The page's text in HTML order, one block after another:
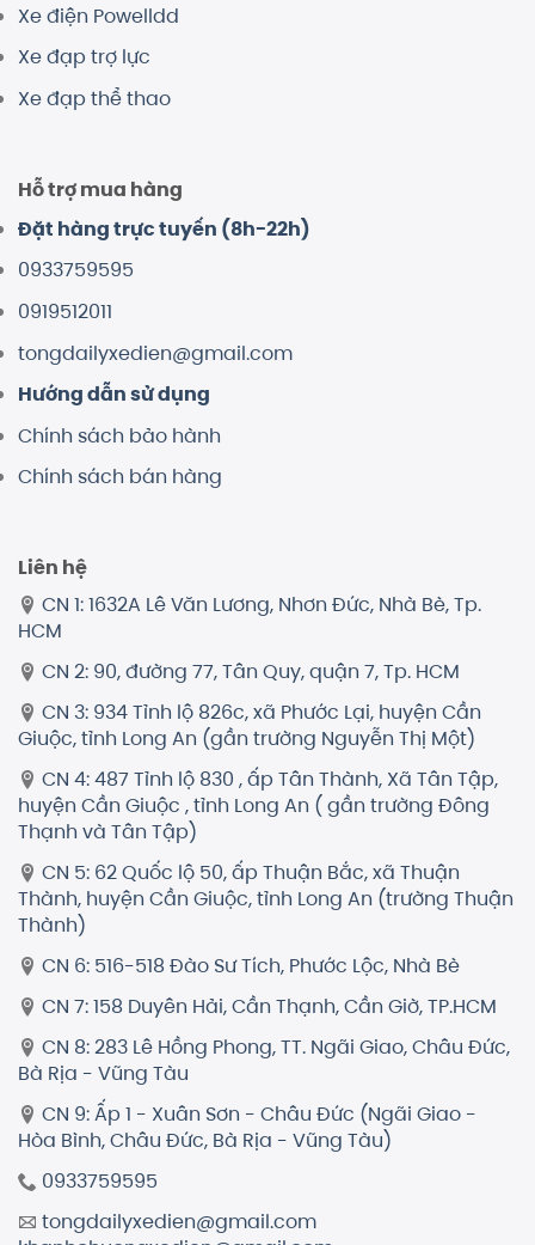
Xe điện Powelldd
Xe đạp trợ lực
Xe đạp thể thao
Hỗ trợ mua hàng
Đặt hàng trực tuyến (8h-22h)
0933759595
0919512011
tongdailyxedien@gmail.com
Hướng dẫn sử dụng
Chính sách bảo hành
Chính sách bán hàng
Liên hệ
CN 1: 1632A Lê Văn Lương, Nhơn Đức, Nhà Bè, Tp.
HCM
CN 2: 90, đường 77, Tân Quy, quận 7, Tp. HCM
CN 3: 934 Tỉnh lộ 826c, xã Phước Lại, huyện Cần
Giuộc, tỉnh Long An (gần trường Nguyễn Thị Một)
CN 4: 487 Tỉnh lộ 830 , ấp Tân Thành, Xã Tân Tập,
huyện Cần Giuộc , tỉnh Long An ( gần trường Đông
Thạnh và Tân Tập)
CN 5: 62 Quốc lộ 50, ấp Thuận Bắc, xã Thuận
Thành, huyện Cần Giuộc, tỉnh Long An (trường Thuận
Thành)
CN 6: 516-518 Đào Sư Tích, Phước Lộc, Nhà Bè
CN 7: 158 Duyên Hải, Cần Thạnh, Cần Giờ, TP.HCM
CN 8: 283 Lê Hồng Phong, TT. Ngãi Giao, Châu Đức,
Bà Rịa - Vũng Tàu
CN 9: Ấp 1 - Xuân Sơn - Châu Đức (Ngãi Giao -
Hòa Bình, Châu Đức, Bà Rịa - Vũng Tàu)
0933759595
tongdailyxedien@gmail.com